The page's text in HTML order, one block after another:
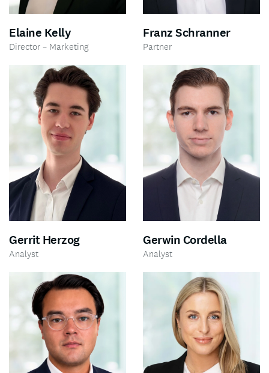
Elaine Kelly
Director – Marketing
Franz Schranner
Partner
Gerrit Herzog
Analyst
Gerwin Cordella
Analyst